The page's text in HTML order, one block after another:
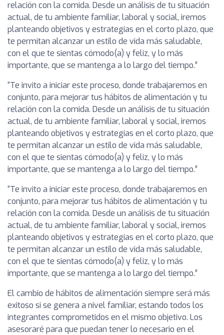
relación con la comida. Desde un análisis de tu situación
actual, de tu ambiente familiar, laboral y social, iremos
planteando objetivos y estrategias en el corto plazo, que
te permitan alcanzar un estilo de vida más saludable,
con el que te sientas cómodo(a) y feliz, y lo más
importante, que se mantenga a lo largo del tiempo.”
“Te invito a iniciar este proceso, donde trabajaremos en
conjunto, para mejorar tus hábitos de alimentación y tu
relación con la comida. Desde un análisis de tu situación
actual, de tu ambiente familiar, laboral y social, iremos
planteando objetivos y estrategias en el corto plazo, que
te permitan alcanzar un estilo de vida más saludable,
con el que te sientas cómodo(a) y feliz, y lo más
importante, que se mantenga a lo largo del tiempo.”
“Te invito a iniciar este proceso, donde trabajaremos en
conjunto, para mejorar tus hábitos de alimentación y tu
relación con la comida. Desde un análisis de tu situación
actual, de tu ambiente familiar, laboral y social, iremos
planteando objetivos y estrategias en el corto plazo, que
te permitan alcanzar un estilo de vida más saludable,
con el que te sientas cómodo(a) y feliz, y lo más
importante, que se mantenga a lo largo del tiempo.”
El cambio de hábitos de alimentación siempre será más
exitoso si se genera a nivel familiar, estando todos los
integrantes comprometidos en el mismo objetivo. Los
asesoraré para que puedan tener lo necesario en el